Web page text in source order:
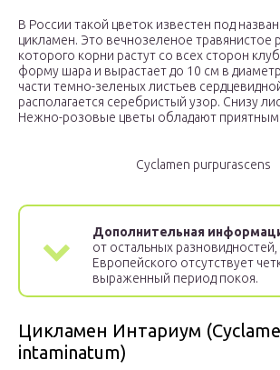
В России такой цветок известен под
цикламен. Это вечнозеленое травянистое
которого корни растут со всех сторон
форму шара и вырастает до 10 см в
части темно-зеленых листьев
располагается серебристый узор. Снизу
Нежно-розовые цветы обладают приятным
Cyclamen purpurascens
Дополнительная
от остальных разновидностей,
Европейского отсутствует
выраженный период покоя.
Цикламен Интариум
intaminatum)